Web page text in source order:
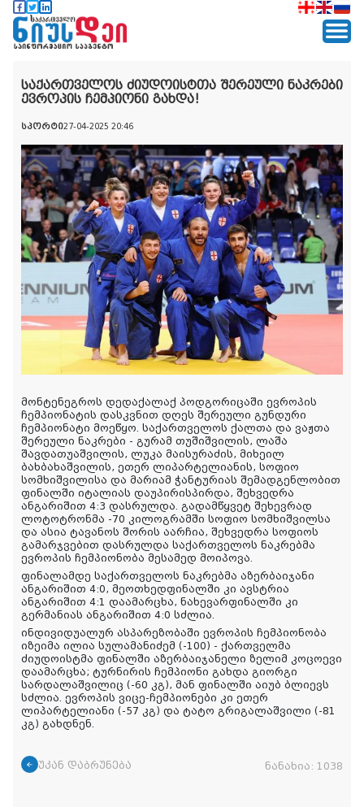
საქართველოს ძიუდოისტთა შერეული ნაკრები
ევროპის ჩემპიონი გახდა!
სპორტი27-04-2025 20:46
მონტენეგროს დედაქალაქ პოდგორიცაში ევროპის
ჩემპიონატის დასკვნით დღეს შერეული გუნდური
ჩემპიონატი მოეწყო. საქართველოს ქალთა და ვაჟთა
შერეული ნაკრები - გურამ თუშიშვილის, ლაშა
შავდათუაშვილის, ლუკა მაისურაძის, მიხეილ
ბახბახაშვილის, ეთერ ლიპარტელიანის, სოფიო
სომხიშვილისა და მარიამ ჭანტურიას შემადგენლობით
ფინალში იტალიას დაუპირისპირდა, შეხვედრა
ანგარიშით 4:3 დასრულდა. გადამწყვეტ შეხევრად
ლოტოტრონმა -70 კილოგრამში სოფიო სომხიშვილსა
და ასია ტავანოს შორის აარჩია, შეხვედრა სოფიოს
გამარჯვებით დასრულდა საქართველოს ნაკრებმა
ევროპის ჩემპიონობა მესამედ მოიპოვა.
ფინალამდე საქართველოს ნაკრებმა აზერბაიჯანი
ანგარიშით 4:0, მეოთხედფინალში კი ავსტრია
ანგარიშით 4:1 დაამარცხა, ნახევარფინალში კი
გერმანიას ანგარიშით 4:0 სძლია.
ინდივიდუალურ ასპარეზობაში ევროპის ჩემპიონობა
იზეიმა ილია სულამანიძემ (-100) - ქართველმა
ძიუდოისტმა ფინალში აზერბაიჯანელი ზელიმ კოცოევი
დაამარცხა; ტურნირის ჩემპიონი გახდა გიორგი
სარდალაშვილიც (-60 კგ), მან ფინალში აიუბ ბლიევს
სძლია. ევროპის ვიცე-ჩემპიონები კი ეთერ
ლიპარტელიანი (-57 კგ) და ტატო გრიგალაშვილი (-81
კგ) გახდნენ.
უკან დაბრუნება ნანახია: 1038